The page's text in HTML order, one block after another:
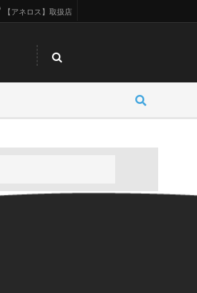
【アネロス】取扱店